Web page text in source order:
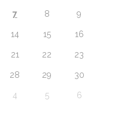
7 8 9
14 15 16
21 22 23
28 29 30
4 5 6